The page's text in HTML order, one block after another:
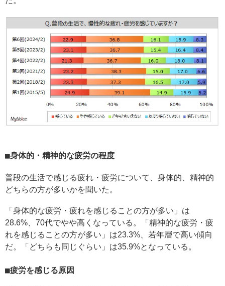
身体的・精神的な疲労の程度
普段の生活で感じる疲れ・疲労について、身体的、精神的
どちらの方が多いかを聞いた。
「身体的な疲労・疲れを感じることの方が多い」は
28.6%、70代でやや高くなっている。「精神的な疲労・疲
れを感じることの方が多い」は23.3%、若年層で高い傾向
だ。「どちらも同じぐらい」は35.9%となっている。
疲労を感じる原因